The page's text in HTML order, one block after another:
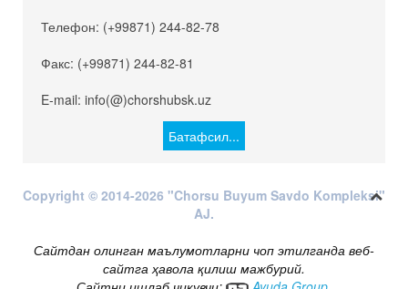
Телефон: (+99871) 244-82-78
Факс: (+99871) 244-82-81
E-mail: info(@)chorshubsk.uz
Батафсил...
Copyright © 2014-2026 "Chorsu Buyum Savdo Kompleksi"
AJ.
Сайтдан олинган маълумотларни чоп этилганда веб-
сайтга ҳавола қилиш мажбурий.